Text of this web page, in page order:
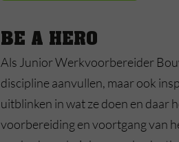
BE A HERO
Als Junior Werkvoorbereider
discipline aanvullen, maar ook
uitblinken in wat ze doen en daar
voorbereiding en voortgang van